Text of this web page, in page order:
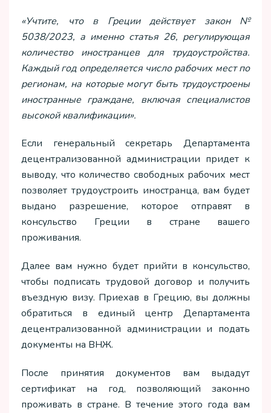
«Учтите, что в Греции действует закон №
5038/2023, а именно статья 26, регулирующая
количество иностранцев для трудоустройства.
Каждый год определяется число рабочих мест по
регионам, на которые могут быть трудоустроены
иностранные граждане, включая специалистов
высокой квалификации».
Если генеральный секретарь Департамента
децентрализованной администрации придет к
выводу, что количество свободных рабочих мест
позволяет трудоустроить иностранца, вам будет
выдано разрешение, которое отправят в
консульство Греции в стране вашего
проживания.
Далее вам нужно будет прийти в консульство,
чтобы подписать трудовой договор и получить
въездную визу. Приехав в Грецию, вы должны
обратиться в единый центр Департамента
децентрализованной администрации и подать
документы на ВНЖ.
После принятия документов вам выдадут
сертификат на год, позволяющий законно
проживать в стране. В течение этого года вам